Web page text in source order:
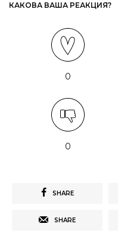
КАКОВА ВАША РЕАКЦИЯ?
0
0
SHARE
SHARE